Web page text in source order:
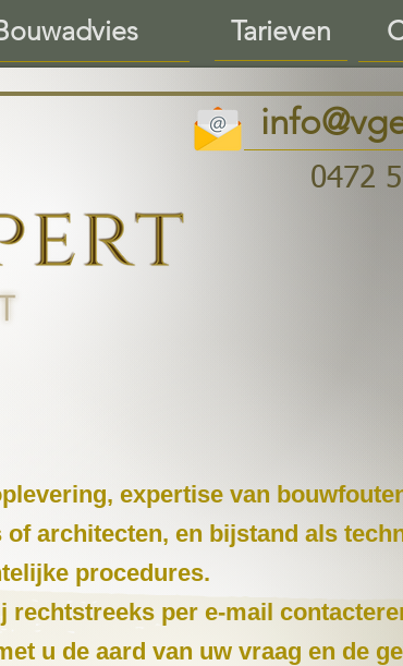
Tarieven
0472
expertise van
architecten, en bijstand als
procedures.
rechtstreeks per e-mail
u de aard van uw vraag en de